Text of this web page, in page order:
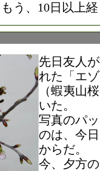
う、10日以上
先日友人
れた「エ
（蝦夷山
いた。
写真のパ
のは、今
からだ。
今、夕方